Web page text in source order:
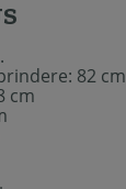
82 cm
cm